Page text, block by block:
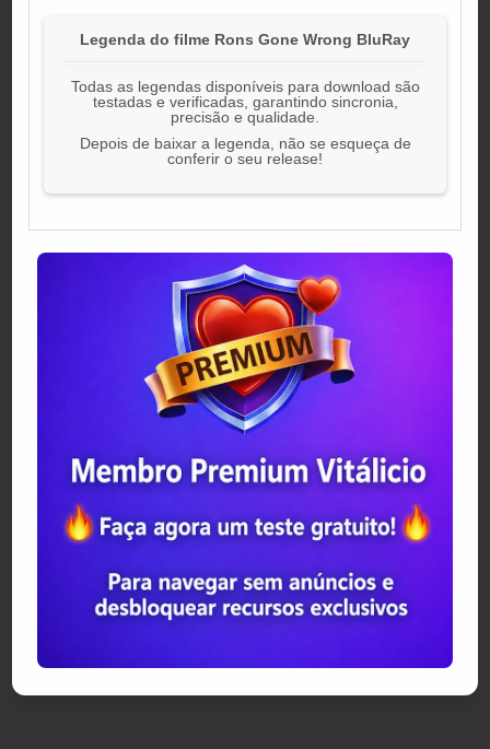
Legenda do filme Rons Gone Wrong BluRay
Todas as legendas disponíveis para download são
testadas e verificadas, garantindo sincronia,
precisão e qualidade.
Depois de baixar a legenda, não se esqueça de
conferir o seu release!